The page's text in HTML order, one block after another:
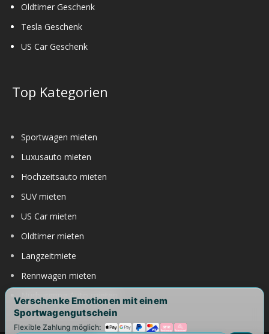
Oldtimer Geschenk
Tesla Geschenk
US Car Geschenk
Top Kategorien
Sportwagen mieten
Luxusauto mieten
Hochzeitsauto mieten
SUV mieten
US Car mieten
Oldtimer mieten
Langzeitmiete
Rennwagen mieten
Nürburgring Auto mieten
Verschenke Emotionen mit einem
Sportwagengutschein
Flexible Zahlung möglich: